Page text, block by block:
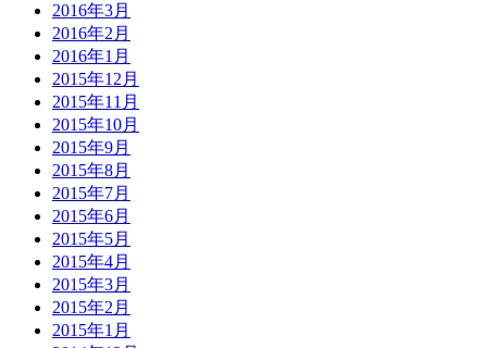
2016年3月
2016年2月
2016年1月
2015年12月
2015年11月
2015年10月
2015年9月
2015年8月
2015年7月
2015年6月
2015年5月
2015年4月
2015年3月
2015年2月
2015年1月